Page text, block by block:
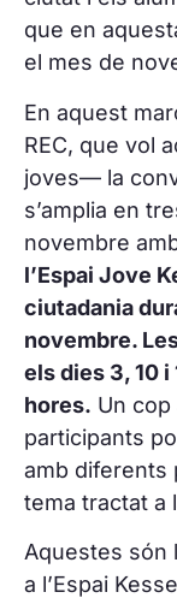
que en
el mes de
En aquest
REC, que vol
joves— la
s’amplia en
novembre
l’Espai Jove
ciutadania
novembre.
els dies 3, 10 i
hores. Un cop
participants
amb diferents
tema tractat a
Aquestes són
a l’Espai